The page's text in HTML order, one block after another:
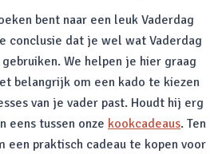
bent naar een leuk Vaderdag
conclusie dat je wel wat Vaderdag
We helpen je hier graag
belangrijk om een kado te kiezen
van je vader past. Houdt hij erg
eens tussen onze kookcadeaus. Ten
een praktisch cadeau te kopen voor